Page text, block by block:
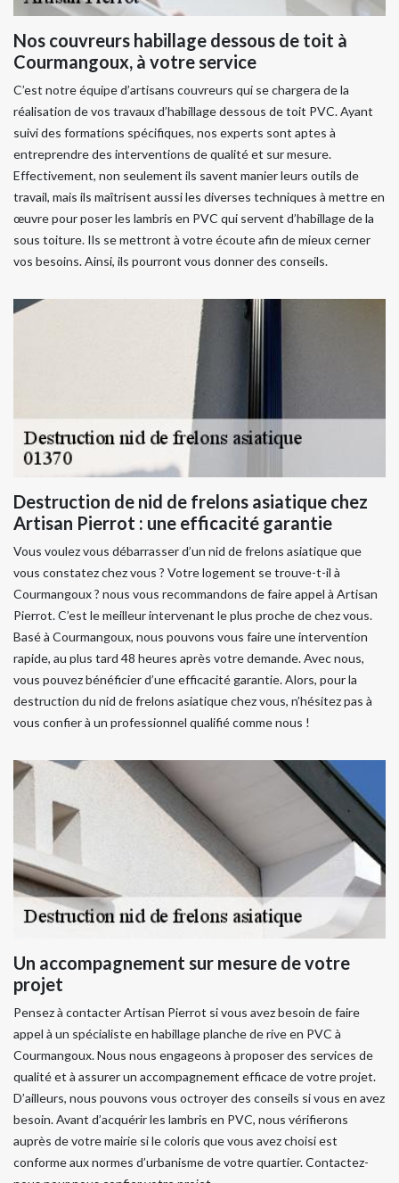
Nos couvreurs habillage dessous de toit à
Courmangoux, à votre service
C’est notre équipe d’artisans couvreurs qui se chargera de la
réalisation de vos travaux d’habillage dessous de toit PVC. Ayant
suivi des formations spécifiques, nos experts sont aptes à
entreprendre des interventions de qualité et sur mesure.
Effectivement, non seulement ils savent manier leurs outils de
travail, mais ils maîtrisent aussi les diverses techniques à mettre en
œuvre pour poser les lambris en PVC qui servent d’habillage de la
sous toiture. Ils se mettront à votre écoute afin de mieux cerner
vos besoins. Ainsi, ils pourront vous donner des conseils.
Destruction de nid de frelons asiatique chez
Artisan Pierrot : une efficacité garantie
Vous voulez vous débarrasser d’un nid de frelons asiatique que
vous constatez chez vous ? Votre logement se trouve-t-il à
Courmangoux ? nous vous recommandons de faire appel à Artisan
Pierrot. C’est le meilleur intervenant le plus proche de chez vous.
Basé à Courmangoux, nous pouvons vous faire une intervention
rapide, au plus tard 48 heures après votre demande. Avec nous,
vous pouvez bénéficier d’une efficacité garantie. Alors, pour la
destruction du nid de frelons asiatique chez vous, n’hésitez pas à
vous confier à un professionnel qualifié comme nous !
Un accompagnement sur mesure de votre
projet
Pensez à contacter Artisan Pierrot si vous avez besoin de faire
appel à un spécialiste en habillage planche de rive en PVC à
Courmangoux. Nous nous engageons à proposer des services de
qualité et à assurer un accompagnement efficace de votre projet.
D’ailleurs, nous pouvons vous octroyer des conseils si vous en avez
besoin. Avant d’acquérir les lambris en PVC, nous vérifierons
auprès de votre mairie si le coloris que vous avez choisi est
conforme aux normes d’urbanisme de votre quartier. Contactez-